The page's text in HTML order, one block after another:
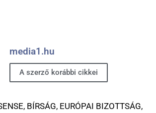
media1.hu
A szerző korábbi cikkei
, BÍRSÁG, EURÓPAI BIZOTTSÁG,